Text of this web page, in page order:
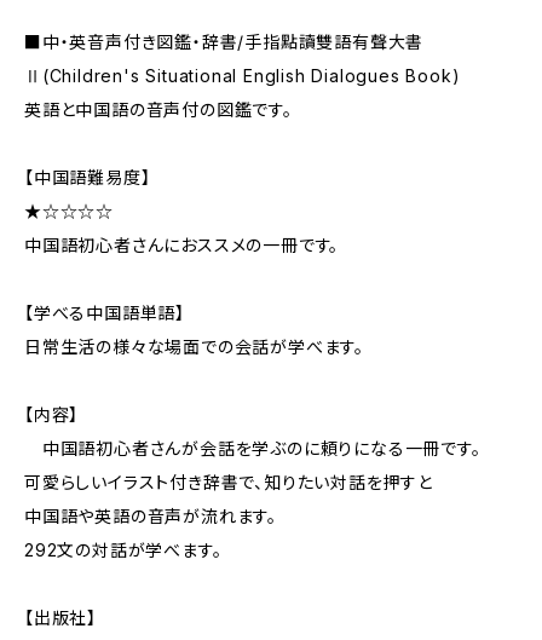
■中・英音声付き図鑑・辞書/手指點讀雙語有聲大書
Ⅱ(Children's Situational English Dialogues Book)
英語と中国語の音声付の図鑑です。
【中国語難易度】
★☆☆☆☆
中国語初心者さんにおススメの一冊です。
【学べる中国語単語】
日常生活の様々な場面での会話が学べます。
【内容】
中国語初心者さんが会話を学ぶのに頼りになる一冊です。
可愛らしいイラスト付き辞書で、知りたい対話を押すと
中国語や英語の音声が流れます。
292文の対話が学べます。
【出版社】